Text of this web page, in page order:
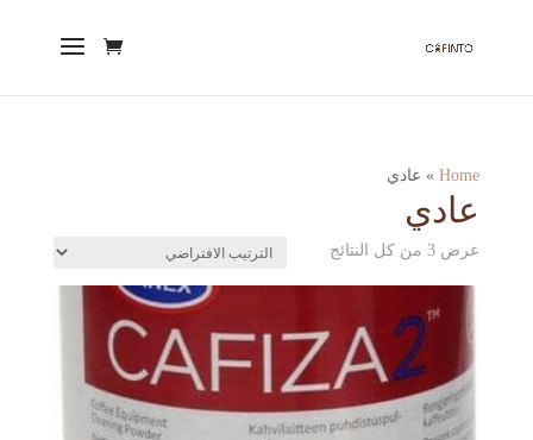
Home
» عادي
عادي
عرض ⁦3⁩ من كل النتائج